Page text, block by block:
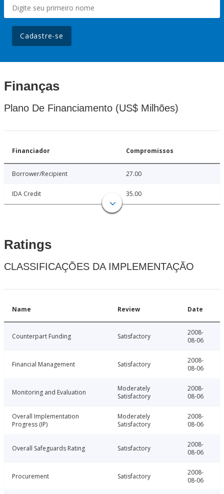
Cadastre-se
Finanças
Plano De Financiamento (US$ Milhões)
Financiador Compromissos
Borrower/Recipient 27.00
IDA Credit 35.00
Ratings
CLASSIFICAÇÕES DA IMPLEMENTAÇÃO
Name Review Date
Counterpart Funding Satisfactory
2008-
08-06
Financial Management Satisfactory
2008-
08-06
Monitoring and Evaluation
Moderately
Satisfactory
2008-
08-06
Overall Implementation
Progress (IP)
Moderately
Satisfactory
2008-
08-06
Overall Safeguards Rating Satisfactory
2008-
08-06
Procurement Satisfactory
2008-
08-06